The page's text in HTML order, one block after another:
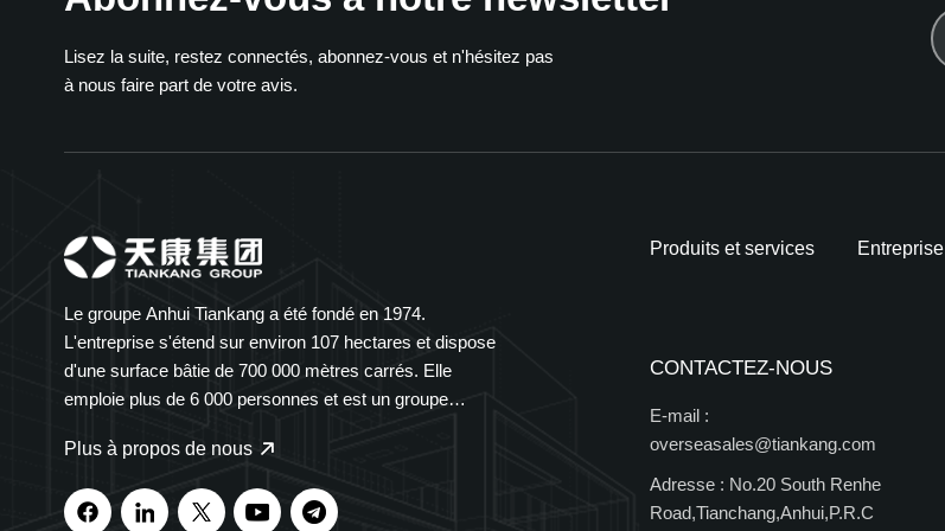
Lisez la suite, restez connectés, abonnez-vous et n'hésitez pas
à nous faire part de votre avis.
Le groupe Anhui Tiankang a été fondé en 1974.
L'entreprise s'étend sur environ 107 hectares et dispose
d'une surface bâtie de 700 000 mètres carrés. Elle
emploie plus de 6 000 personnes et est un groupe
Tiankang est spécialisé dans les instruments et
compteurs, les câbles optiques, les produits médicaux et
pharmaceutiques, les équipements électriques intelligents
Plus à propos de nous
Produits et services Entreprise
CONTACTEZ-NOUS
E-mail :
overseasales@tiankang.com
Adresse : No.20 South Renhe
Road,Tianchang,Anhui,P.R.C